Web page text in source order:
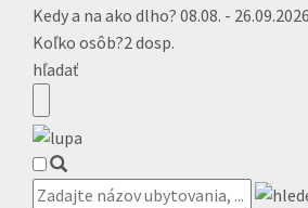
Kedy a na ako dlho? 08.08. -
Koľko osôb?2 dosp.
hľadať